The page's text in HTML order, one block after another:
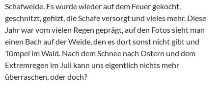
Schafweide. Es wurde wieder auf dem Feuer gekocht,
geschnitzt, gefilzt, die Schafe versorgt und vieles mehr. Diese
Jahr war vom vielen Regen geprägt, auf den Fotos sieht man
einen Bach auf der Weide, den es dort sonst nicht gibt und
Tümpel im Wald. Nach dem Schnee nach Ostern und dem
Extremregen im Juli kann uns eigentlich nichts mehr
überraschen, oder doch?